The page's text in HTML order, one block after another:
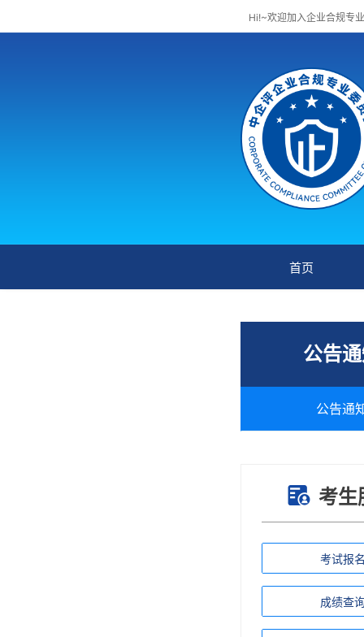
Hi!~欢迎加入企业合规专
首页
公告
公告通
考生
考试报
成绩查